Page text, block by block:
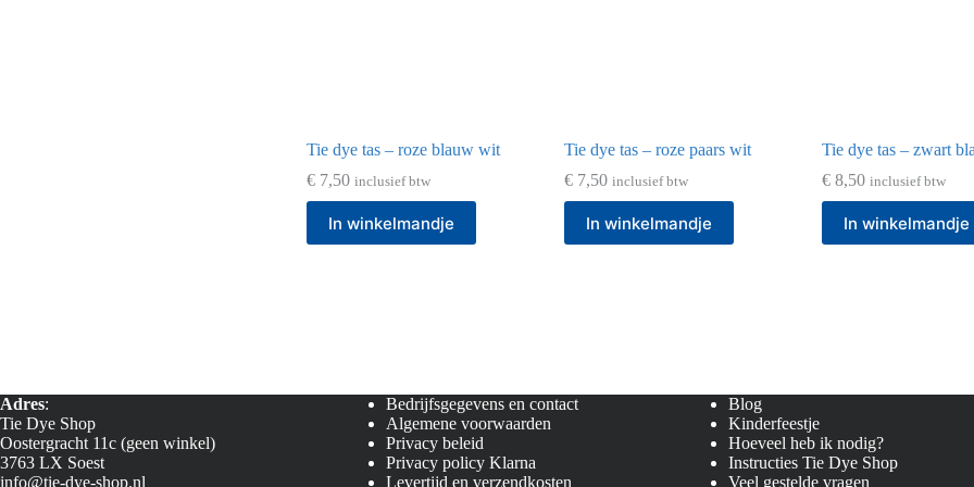
Tie dye tas – roze blauw wit
€7,50 inclusief btw
In winkelmandje
Tie dye tas – roze paars wit
€7,50 inclusief btw
In winkelmandje
Tie dye tas – zwart
€8,50 inclusief btw
In winkelmandje
Adres:
Tie Dye Shop
Oostergracht 11c (geen winkel)
3763 LX Soest
info@tie-dye-shop.nl
Bedrijfsgegevens en contact
Algemene voorwaarden
Privacy beleid
Privacy policy Klarna
Levertijd en verzendkosten
Blog
Kinderfeestje
Hoeveel heb ik nodig?
Instructies Tie Dye Shop
Veel gestelde vragen